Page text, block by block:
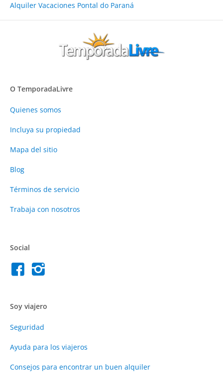
Alquiler Vacaciones Pontal do Paraná
O TemporadaLivre
Quienes somos
Incluya su propiedad
Mapa del sitio
Blog
Términos de servicio
Trabaja con nosotros
Social
Soy viajero
Seguridad
Ayuda para los viajeros
Consejos para encontrar un buen alquiler